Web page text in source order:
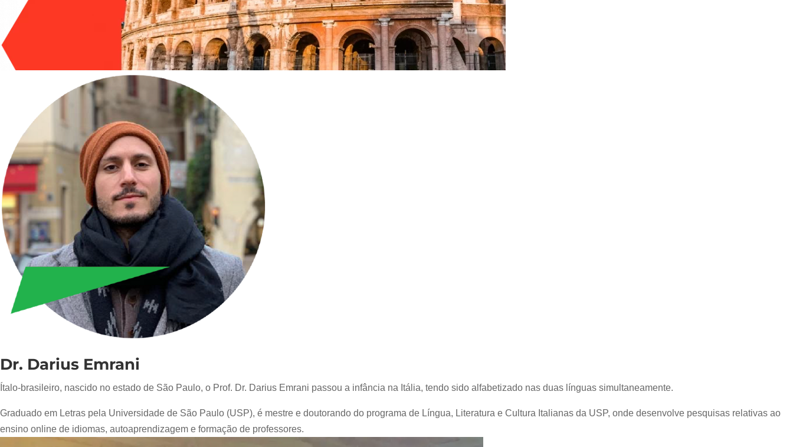
Dr. Darius Emrani
Ítalo-brasileiro, nascido no estado de São Paulo, o Prof. Dr. Darius Emrani passou a infância na Itália, tendo sido alfabetizado nas duas línguas simultaneamente.
Graduado em Letras pela Universidade de São Paulo (USP), é mestre e doutorando do programa de Língua, Literatura e Cultura Italianas da USP, onde desenvolve pesquisas relativas ao
ensino online de idiomas, autoaprendizagem e formação de professores.